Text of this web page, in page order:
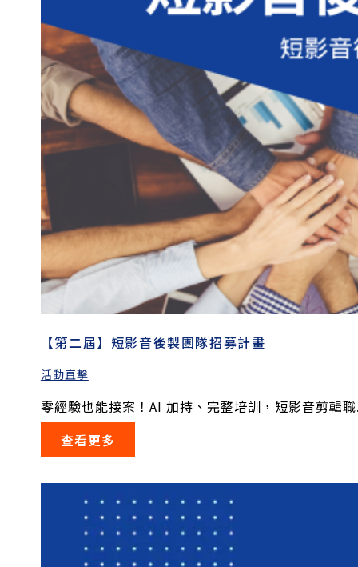
【第二屆】短影音後製團隊招募計畫
活動直擊
零經驗也能接案！AI 加持、完整培訓，短影音剪輯
查看更多